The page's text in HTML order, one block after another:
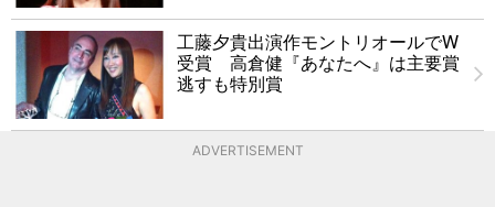
工藤夕貴出演作モントリオールでW
受賞 高倉健『あなたへ』は主要賞
逃すも特別賞
ADVERTISEMENT